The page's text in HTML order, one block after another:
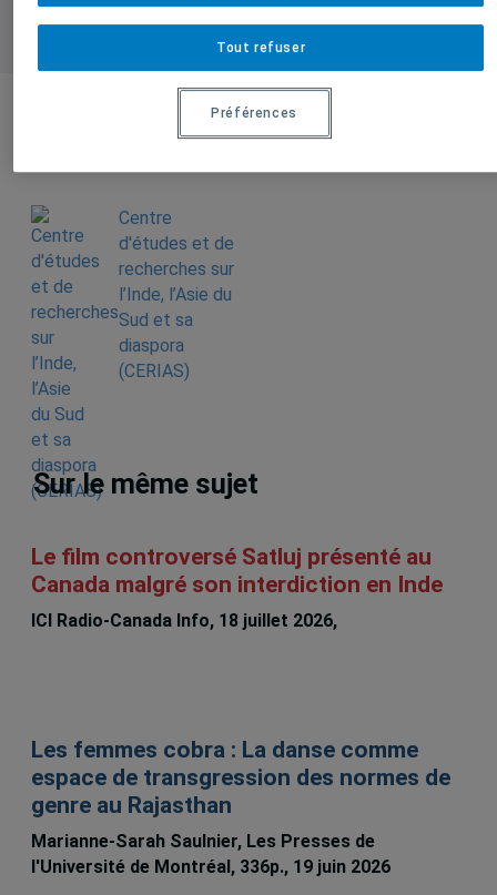
Centre
d'études et de
recherches sur
l’Inde, l’Asie du
Sud et sa
diaspora
(CERIAS)
Sur le même sujet
Le film controversé Satluj présenté au
Canada malgré son interdiction en Inde
ICI Radio-Canada Info, 18 juillet 2026,
Les femmes cobra : La danse comme
espace de transgression des normes de
genre au Rajasthan
Marianne-Sarah Saulnier, Les Presses de
l'Université de Montréal, 336p., 19 juin 2026
Tout refuser
Préférences